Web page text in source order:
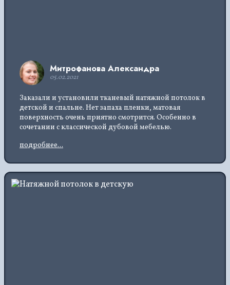
Митрофанова Александра
05.02.2021
Заказали и установили тканевый натяжной потолок в
детской и спальне. Нет запаха пленки, матовая
поверхность очень приятно смотрится. Особенно в
сочетании с классической дубовой мебелью.
подробнее...